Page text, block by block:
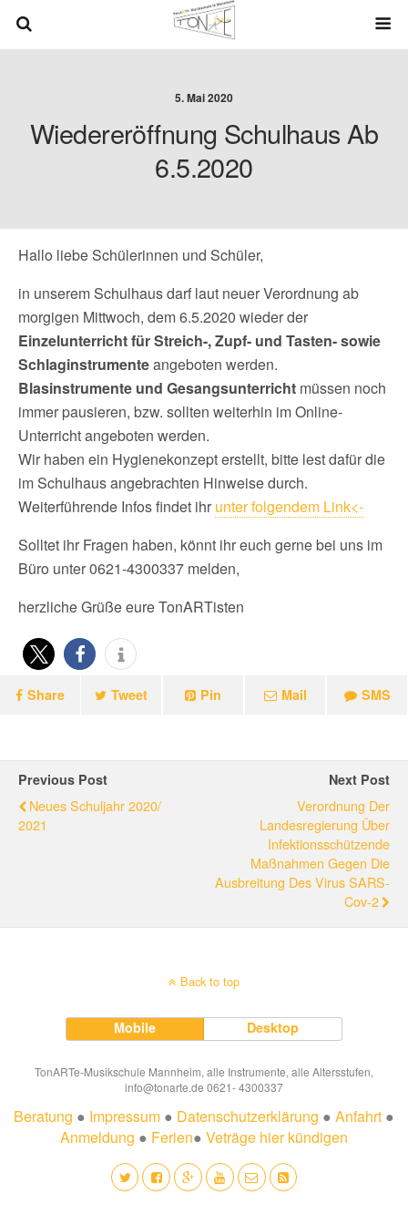
5. Mai 2020
Wiedereröffnung Schulhaus Ab
6.5.2020
Hallo liebe Schülerinnen und Schüler,
in unserem Schulhaus darf laut neuer Verordnung ab
morgigen Mittwoch, dem 6.5.2020 wieder der
Einzelunterricht für Streich-, Zupf- und Tasten- sowie
Schlaginstrumenteangeboten werden.
Blasinstrumente und Gesangsunterricht müssen noch
immer pausieren, bzw. sollten weiterhin im Online-
Unterricht angeboten werden.
Wir haben ein Hygienekonzept erstellt, bitte lest dafür die
im Schulhaus angebrachten Hinweise durch.
Weiterführende Infos findet ihr unter folgendem Link<-
Solltet ihr Fragen haben, könnt ihr euch gerne bei uns im
Büro unter 0621-4300337 melden,
herzliche Grüße eure TonARTisten
Share Tweet Pin Mail SMS
Previous Post
Neues Schuljahr 2020/
2021
Next Post
Verordnung Der
Landesregierung Über
Infektionsschützende
Maßnahmen Gegen Die
Ausbreitung Des Virus SARS-
Cov-2
Back to top
Mobile Desktop
TonARTe-Musikschule Mannheim, alle Instrumente, alle Altersstufen,
info@tonarte.de 0621- 4300337
Beratung ● Impressum ● Datenschutzerklärung ● Anfahrt ●
Anmeldung ● Ferien● Veträge hier kündigen